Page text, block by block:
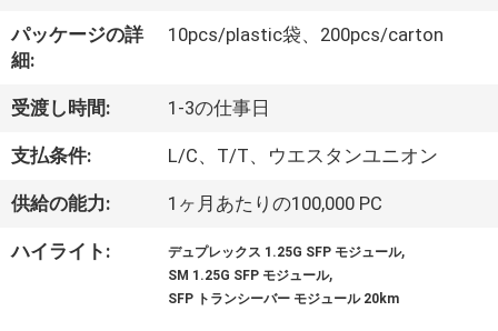
つ
い
て
工
場
パッケージの詳
細:
10pcs/plastic袋、200pcs/carton
受渡し時間: 1-3の仕事日
支払条件: L/C、T/T、ウエスタンユニオン
供給の能力: 1ヶ月あたりの100,000 PC
ハイライト: デュプレックス 1.25G SFP モジュール,
SM 1.25G SFP モジュール,
SFP トランシーバー モジュール 20km